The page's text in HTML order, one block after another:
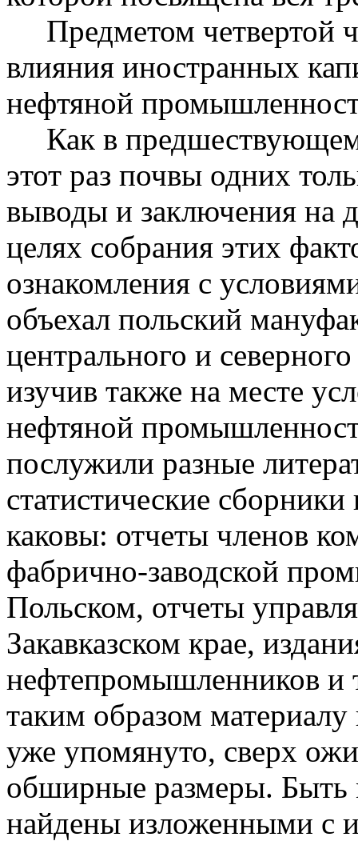
Предметом четвертой
влияния иностранных
нефтяной
Как в предшествующем
этот раз почвы одних
выводы и заключения на
целях собрания этих
ознакомления с
объехал польский
центрального и
изучив также на месте
нефтяной
послужили разные
статистические
каковы: отчеты членов
фабрично-заводской
Польском, отчеты
Закавказском крае,
нефтепромышленников и
таким образом материалу
уже упомянуто, сверх
обширные размеры. Быть
найдены изложенными с